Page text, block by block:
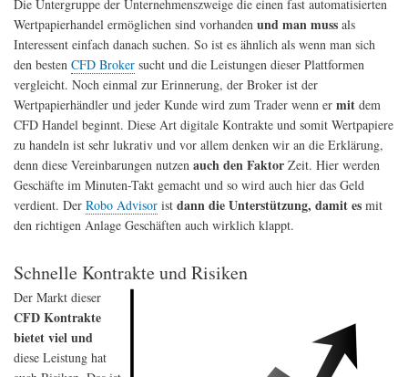
Die Untergruppe der Unternehmenszweige die einen fast automatisierten
Wertpapierhandel ermöglichen sind vorhanden und man muss als
Interessent einfach danach suchen. So ist es ähnlich als wenn man sich
den besten CFD Broker sucht und die Leistungen dieser Plattformen
vergleicht. Noch einmal zur Erinnerung, der Broker ist der
Wertpapierhändler und jeder Kunde wird zum Trader wenn er mit dem
CFD Handel beginnt. Diese Art digitale Kontrakte und somit Wertpapiere
zu handeln ist sehr lukrativ und vor allem denken wir an die Erklärung,
denn diese Vereinbarungen nutzen auch den Faktor Zeit. Hier werden
Geschäfte im Minuten-Takt gemacht und so wird auch hier das Geld
verdient. Der Robo Advisor ist dann die Unterstützung, damit es mit
den richtigen Anlage Geschäften auch wirklich klappt.
Schnelle Kontrakte und Risiken
Der Markt dieser
CFD Kontrakte
bietet viel und
diese Leistung hat